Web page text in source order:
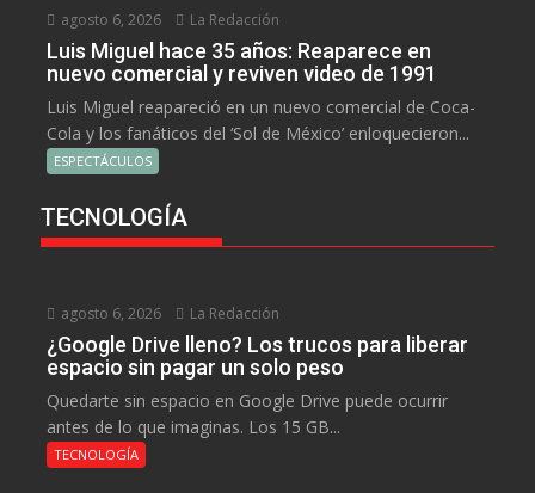
agosto 6, 2026 La Redacción
Luis Miguel hace 35 años: Reaparece en
nuevo comercial y reviven video de 1991
Luis Miguel reapareció en un nuevo comercial de Coca-
Cola y los fanáticos del ‘Sol de México’ enloquecieron...
ESPECTÁCULOS
TECNOLOGÍA
agosto 6, 2026 La Redacción
¿Google Drive lleno? Los trucos para liberar
espacio sin pagar un solo peso
Quedarte sin espacio en Google Drive puede ocurrir
antes de lo que imaginas. Los 15 GB...
TECNOLOGÍA